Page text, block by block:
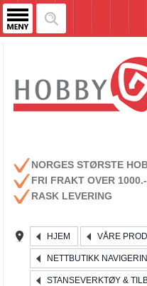
NORGES STØRSTE
FRI FRAKT OVER 1000.-
RASK LEVERING
HJEM VÅRE
NETTBUTIKK
STANSEVERKTØY &